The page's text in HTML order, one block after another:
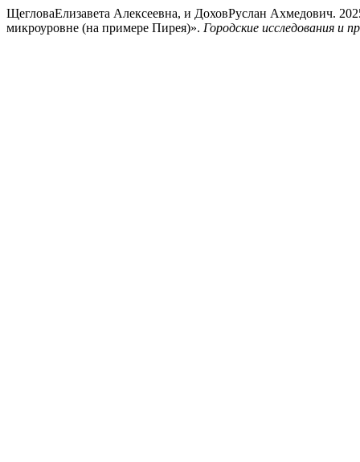
ЩегловаЕлизавета Алексеевна, и ДоховРуслан Ахмедович.
микроуровне (на примере Пирея)». Городские исследования и